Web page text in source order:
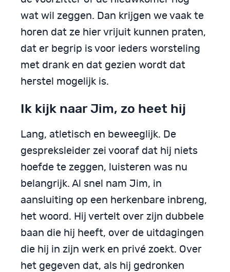
wat wil zeggen. Dan krijgen we vaak te
horen dat ze hier vrijuit kunnen praten,
dat er begrip is voor ieders worsteling
met drank en dat gezien wordt dat
herstel mogelijk is.
Ik kijk naar Jim, zo heet hij
Lang, atletisch en beweeglijk. De
gespreksleider zei vooraf dat hij niets
hoefde te zeggen, luisteren was nu
belangrijk. Al snel nam Jim, in
aansluiting op een herkenbare inbreng,
het woord. Hij vertelt over zijn dubbele
baan die hij heeft, over de uitdagingen
die hij in zijn werk en privé zoekt. Over
het gegeven dat, als hij gedronken